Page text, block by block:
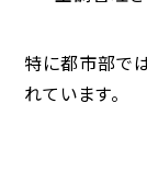
特に都市部で
れています。